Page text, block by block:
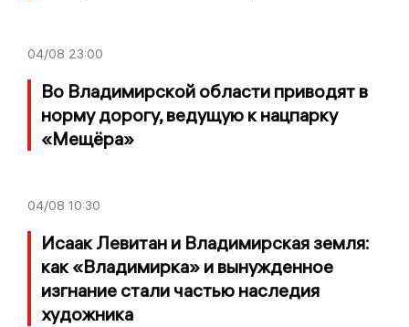
04/08 23:00
Во Владимирской области приводят в
норму дорогу, ведущую к нацпарку
«Мещёра»
04/08 10:30
Исаак Левитан и Владимирская земля:
как «Владимирка» и вынужденное
изгнание стали частью наследия
художника